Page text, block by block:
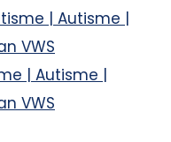
| Autisme |
VWS
| Autisme |
VWS